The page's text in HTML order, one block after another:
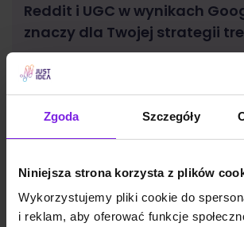
Zgoda Szczegóły
Niniejsza strona korzysta z plików
Wykorzystujemy pliki cookie do
i reklam, aby oferować funkcje
Reddit i UGC w wynikach
znaczy dla Twojej strategii
SEO